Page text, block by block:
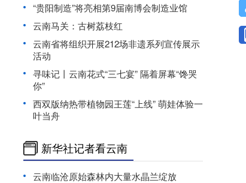
“贵阳制造”将亮相第9届南博会制造业馆
云南马关：古树荔枝红
云南省将组织开展212场非遗系列宣传展示
活动
寻味记丨云南花式“三七宴” 隔着屏幕“馋哭
你”
西双版纳热带植物园王莲“上线” 萌娃体验一
叶当舟
新华社记者看云南
云南临沧原始森林内大量水晶兰绽放